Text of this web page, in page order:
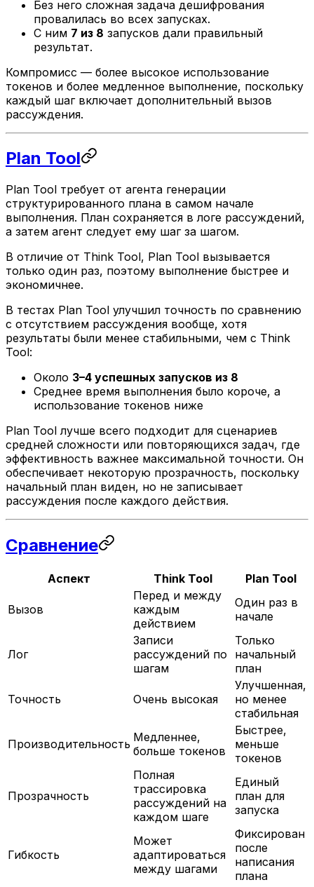
Без него сложная задача дешифрования
провалилась во всех запусках.
С ним 7 из 8 запусков дали правильный
результат.
Компромисс — более высокое использование
токенов и более медленное выполнение, поскольку
каждый шаг включает дополнительный вызов
рассуждения.
Plan Tool
Plan Tool требует от агента генерации
структурированного плана в самом начале
выполнения. План сохраняется в логе рассуждений,
а затем агент следует ему шаг за шагом.
В отличие от Think Tool, Plan Tool вызывается
только один раз, поэтому выполнение быстрее и
экономичнее.
В тестах Plan Tool улучшил точность по сравнению
с отсутствием рассуждения вообще, хотя
результаты были менее стабильными, чем с Think
Tool:
Около 3–4 успешных запусков из 8
Среднее время выполнения было короче, а
использование токенов ниже
Plan Tool лучше всего подходит для сценариев
средней сложности или повторяющихся задач, где
эффективность важнее максимальной точности. Он
обеспечивает некоторую прозрачность, поскольку
начальный план виден, но не записывает
рассуждения после каждого действия.
Сравнение
Аспект Think Tool Plan Tool
Вызов
Перед и между
каждым
действием
Один раз в
начале
Лог
Записи
рассуждений по
шагам
Только
начальный
план
Точность Очень высокая
Улучшенная,
но менее
стабильная
Производительность Медленнее,
больше токенов
Быстрее,
меньше
токенов
Прозрачность
Полная
трассировка
рассуждений на
каждом шаге
Единый
план для
запуска
Гибкость
Может
адаптироваться
между шагами
Фиксирован
после
написания
плана